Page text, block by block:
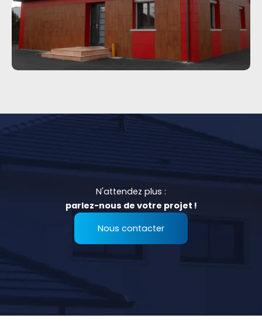
N'attendez plus :
parlez-nous de votre projet !
Nous contacter